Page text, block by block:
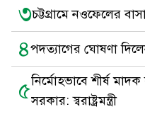
৩চট্টগ্রামে নওফেলের
৪পদত্যাগের ঘোষণা
৫নির্মোহভাবে শীর্ষ
সরকার: স্বরাষ্ট্রমন্ত্রী